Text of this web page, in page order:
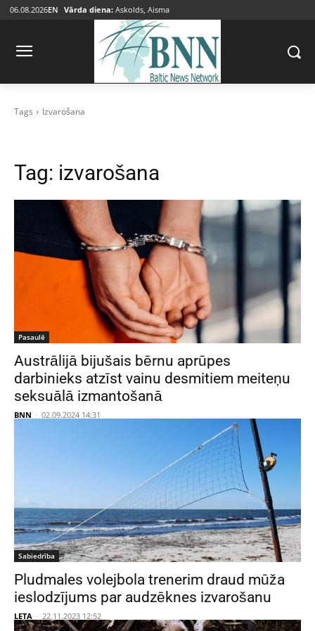
06.08.2026EN Vārda diena: Askolds, Aisma
Tags Izvarošana
Tag: izvarošana
Pasaulē
Austrālijā bijušais bērnu aprūpes
darbinieks atzīst vainu desmitiem meiteņu
seksuālā izmantošanā
BNN - 02.09.2024 14:31
Sabiedrība
Pludmales volejbola trenerim draud mūža
ieslodzījums par audzēknes izvarošanu
LETA - 22.11.2023 12:52